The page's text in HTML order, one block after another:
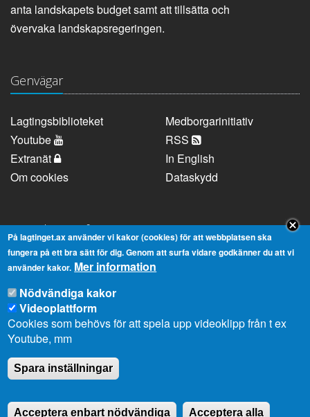
anta landskapets budget samt att tillsätta och
övervaka landskapsregeringen.
Genvägar
Lagtingsbiblioteket
Medborgarinitiativ
Youtube
RSS
Extranät
In English
Om cookies
Dataskydd
Kontaktuppgifter
Strandgatan 37, AX-22100 Mariehamn
Telefonnummer:
+358 18 25000
E-
post:
info@lagtinget.ax
Fler:
Kontakta lagtingets kansli
På lagtinget.ax använder vi kakor (cookies) för att webbplatsen ska
fungera på ett bra sätt för dig. Genom att surfa vidare godkänner du att vi
använder kakor. Mer information
Nödvändiga kakor
Videoplattform
Cookies som behövs för att spela upp videoklipp från t ex
Youtube, mm
Spara inställningar
Acceptera enbart nödvändiga Acceptera alla